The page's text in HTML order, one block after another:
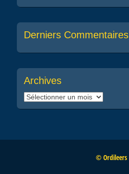
Derniers Commentaires
Archives
Archives
© Ordileers